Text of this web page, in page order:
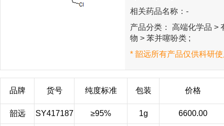
相关药品名称：-
产品分类： 高端化学品 >
物 > 苯并噻吩类 ;
* 韶远所有产品仅供科研
品牌 货号 纯度标准 包装 价格
韶远 SY417187 ≥95% 1g 6600.00